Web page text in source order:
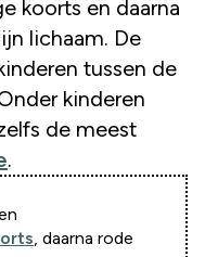
koorts en daarna
lichaam. De
tussen de
kinderen
de meest
.
, daarna rode